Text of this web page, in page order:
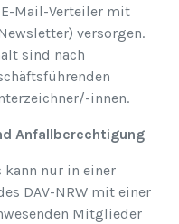
E-Mail-Verteiler mit
versorgen.
sind nach
innen.
Anfallberechtigung
kann nur in einer
DAV-NRW mit einer
Mitglieder